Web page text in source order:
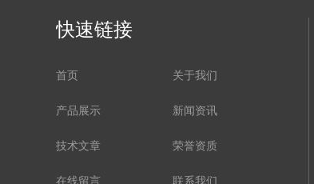
快速链接
首页 关于我们
产品展示 新闻资讯
技术文章 荣誉资质
在线留言 联系我们